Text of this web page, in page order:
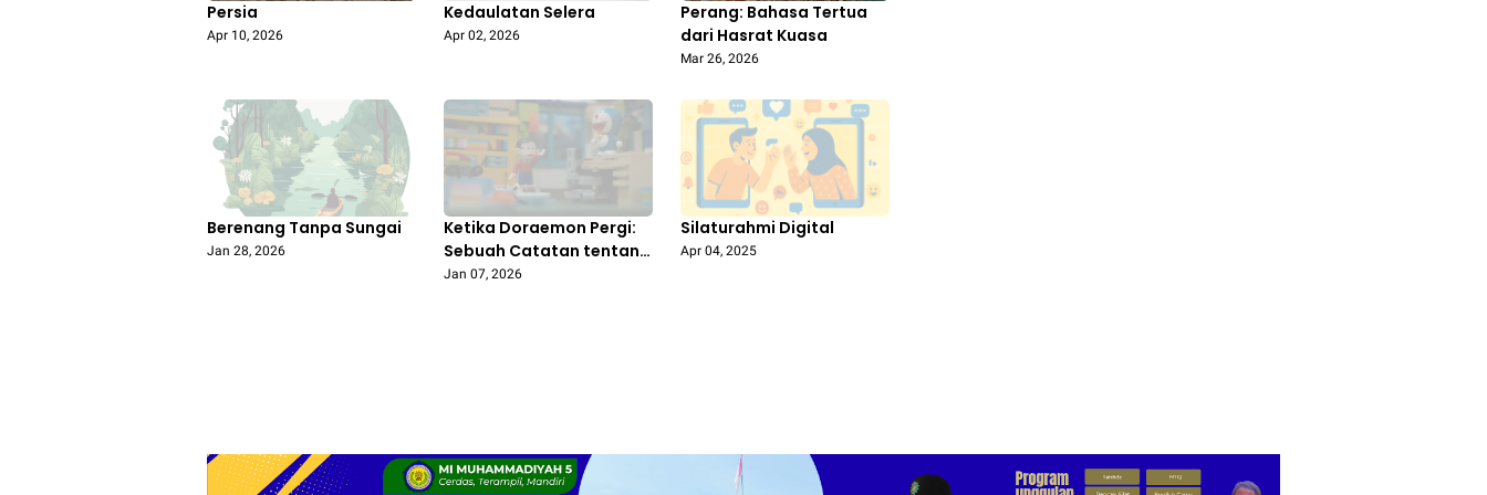
Persia
Apr 10, 2026
Kedaulatan Selera
Apr 02, 2026
Perang: Bahasa Tertua
dari Hasrat Kuasa
Mar 26, 2026
Berenang Tanpa Sungai
Jan 28, 2026
Ketika Doraemon Pergi:
Sebuah Catatan tentang
Waktu, Kenangan, dan
Jan 07, 2026
Silaturahmi Digital
Apr 04, 2025